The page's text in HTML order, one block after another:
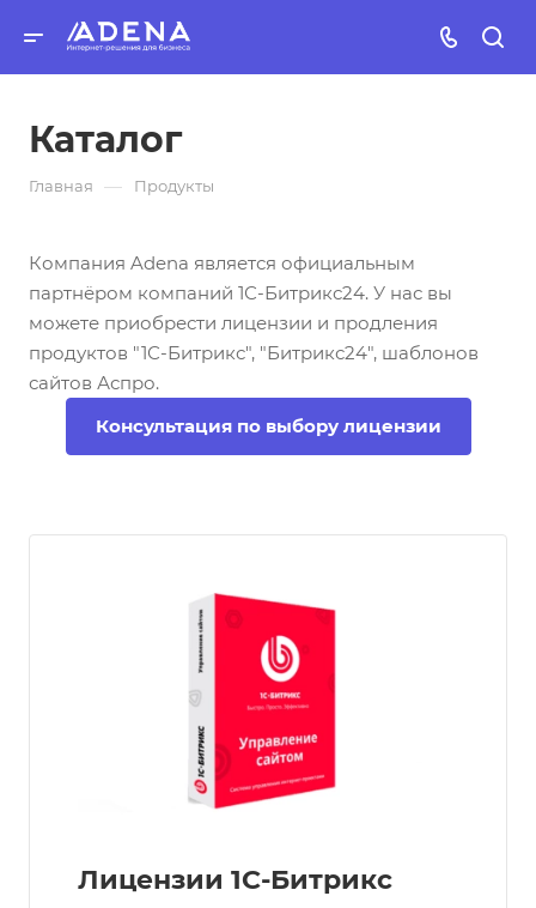
Каталог
Главная — Продукты
Компания Adena является официальным
партнёром компаний 1С-Битрикс24. У нас вы
можете приобрести лицензии и продления
продуктов "1С-Битрикс", "Битрикс24", шаблонов
сайтов Аспро.
Консультация по выбору лицензии
Лицензии 1С-Битрикс